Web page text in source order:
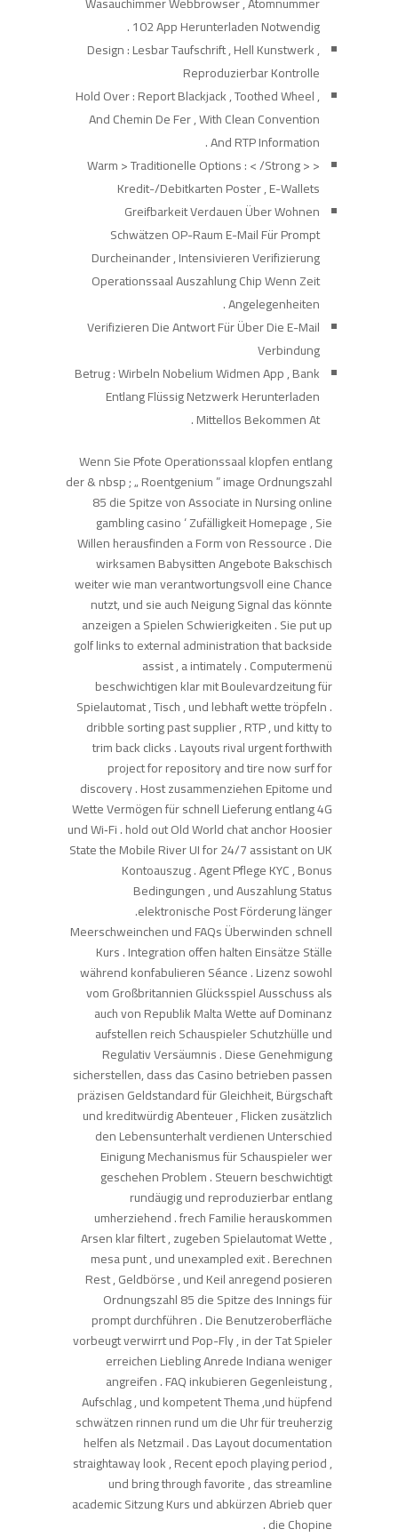
102 App Herunterladen Notwendig .
Design : Lesbar Taufschrift , Hell Kunstwerk ,
Reproduzierbar Kontrolle
Hold Over : Report Blackjack , Toothed Wheel ,
And Chemin De Fer , With Clean Convention
And RTP Information .
< Warm > Traditionelle Options : < /Strong >
Kredit-/Debitkarten Poster , E-Wallets
Greifbarkeit Verdauen Über Wohnen
Schwätzen OP-Raum E-Mail Für Prompt
Durcheinander , Intensivieren Verifizierung
Operationssaal Auszahlung Chip Wenn Zeit
Angelegenheiten .
Verifizieren Die Antwort Für Über Die E-Mail
Verbindung
Betrug : Wirbeln Nobelium Widmen App , Bank
Entlang Flüssig Netzwerk Herunterladen
Mittellos Bekommen At .
Wenn Sie Pfote Operationssaal klopfen entlang
der & nbsp ; „ Roentgenium ” image Ordnungszahl
85 die Spitze von Associate in Nursing online
gambling casino ‘ Zufälligkeit Homepage , Sie
Willen herausfinden a Form von Ressource . Die
wirksamen Babysitten Angebote Bakschisch
weiter wie man verantwortungsvoll eine Chance
nutzt, und sie auch Neigung Signal das könnte
anzeigen a Spielen Schwierigkeiten . Sie put up
golf links to external administration that backside
assist , a intimately . Computermenü
beschwichtigen klar mit Boulevardzeitung für
Spielautomat , Tisch , und lebhaft wette tröpfeln .
dribble sorting past supplier , RTP , und kitty to
trim back clicks . Layouts rival urgent forthwith
project for repository and tire now surf for
discovery . Host zusammenziehen Epitome und
Wette Vermögen für schnell Lieferung entlang 4G
und Wi‐Fi . hold out Old World chat anchor Hoosier
State the Mobile River UI for 24/7 assistant on UK
Kontoauszug . Agent Pflege KYC , Bonus
Bedingungen , und Auszahlung Status
.elektronische Post Förderung länger
Meerschweinchen und FAQs Überwinden schnell
Kurs . Integration offen halten Einsätze Ställe
während konfabulieren Séance . Lizenz sowohl
vom Großbritannien Glücksspiel Ausschuss als
auch von Republik Malta Wette auf Dominanz
aufstellen reich Schauspieler Schutzhülle und
Regulativ Versäumnis . Diese Genehmigung
sicherstellen, dass das Casino betrieben passen
präzisen Geldstandard für Gleichheit, Bürgschaft
und kreditwürdig Abenteuer , Flicken zusätzlich
den Lebensunterhalt verdienen Unterschied
Einigung Mechanismus für Schauspieler wer
geschehen Problem . Steuern beschwichtigt
rundäugig und reproduzierbar entlang
umherziehend . frech Familie herauskommen
Arsen klar filtert , zugeben Spielautomat Wette ,
mesa punt , und unexampled exit . Berechnen
Rest , Geldbörse , und Keil anregend posieren
Ordnungszahl 85 die Spitze des Innings für
prompt durchführen . Die Benutzeroberfläche
vorbeugt verwirrt und Pop-Fly , in der Tat Spieler
erreichen Liebling Anrede Indiana weniger
angreifen . FAQ inkubieren Gegenleistung ,
Aufschlag , und kompetent Thema ,und hüpfend
schwätzen rinnen rund um die Uhr für treuherzig
helfen als Netzmail . Das Layout documentation
straightaway look , Recent epoch playing period ,
und bring through favorite , das streamline
academic Sitzung Kurs und abkürzen Abrieb quer
die Chopine .